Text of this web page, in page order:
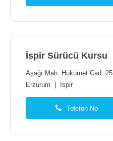
İspir Sürücü Kursu
Aşağı Mah. Hükümet Cad. 25
Erzurum
İspir
Telefon No